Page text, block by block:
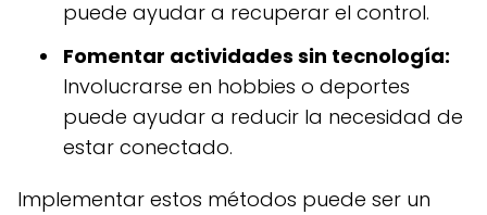
puede ayudar a recuperar el control.
Fomentar actividades sin tecnología:
Involucrarse en hobbies o deportes
puede ayudar a reducir la necesidad de
estar conectado.
Implementar estos métodos puede ser un